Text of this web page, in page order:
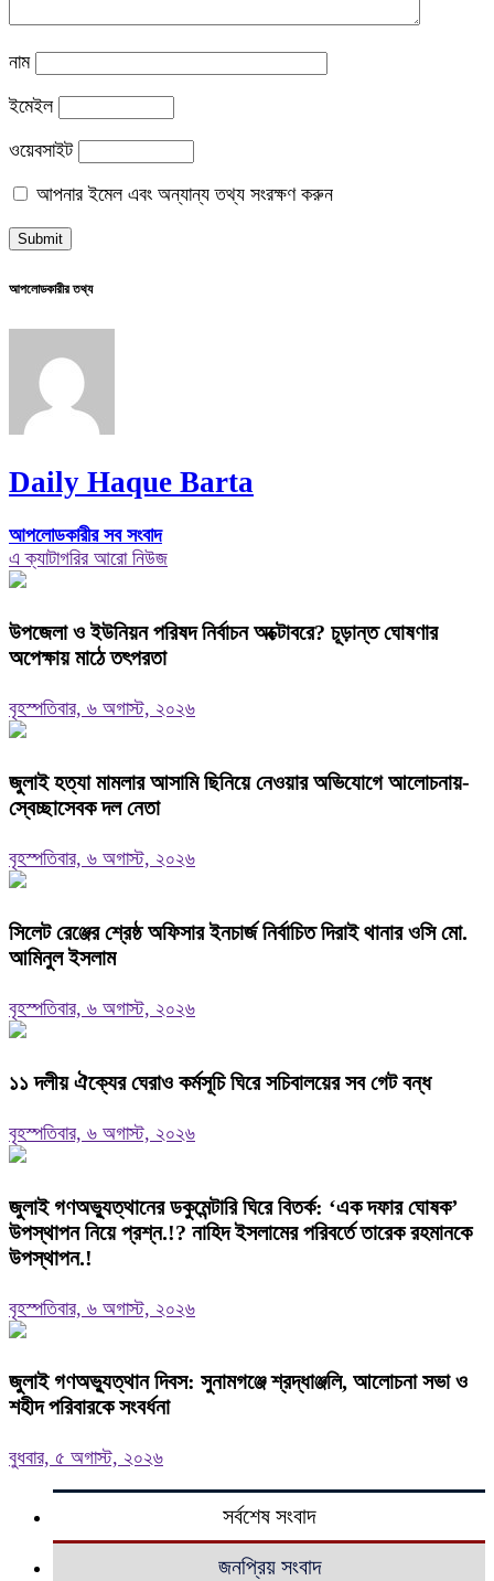
নাম
ইমেইল
ওয়েবসাইট
আপনার ইমেল এবং অন্যান্য তথ্য সংরক্ষণ করুন
আপলোডকারীর তথ্য
Daily Haque Barta
আপলোডকারীর সব সংবাদ
এ ক্যাটাগরির আরো নিউজ
উপজেলা ও ইউনিয়ন পরিষদ নির্বাচন অক্টোবরে? চূড়ান্ত ঘোষণার
অপেক্ষায় মাঠে তৎপরতা
বৃহস্পতিবার, ৬ অগাস্ট, ২০২৬
জুলাই হত্যা মামলার আসামি ছিনিয়ে নেওয়ার অভিযোগে আলোচনায়-
স্বেচ্ছাসেবক দল নেতা
বৃহস্পতিবার, ৬ অগাস্ট, ২০২৬
‎সিলেট রেঞ্জের শ্রেষ্ঠ অফিসার ইনচার্জ নির্বাচিত দিরাই থানার ওসি মো.
আমিনুল ইসলাম
বৃহস্পতিবার, ৬ অগাস্ট, ২০২৬
‎১১ দলীয় ঐক্যের ঘেরাও কর্মসূচি ঘিরে সচিবালয়ের সব গেট বন্ধ
বৃহস্পতিবার, ৬ অগাস্ট, ২০২৬
‎জুলাই গণঅভ্যুত্থানের ডকুমেন্টারি ঘিরে বিতর্ক: ‘এক দফার ঘোষক’
উপস্থাপন নিয়ে প্রশ্ন.!? নাহিদ ইসলামের পরিবর্তে তারেক রহমানকে
উপস্থাপন.!
বৃহস্পতিবার, ৬ অগাস্ট, ২০২৬
জুলাই গণঅভ্যুত্থান দিবস: সুনামগঞ্জে শ্রদ্ধাঞ্জলি, আলোচনা সভা ও
শহীদ পরিবারকে সংবর্ধনা
বুধবার, ৫ অগাস্ট, ২০২৬
সর্বশেষ সংবাদ
জনপ্রিয় সংবাদ